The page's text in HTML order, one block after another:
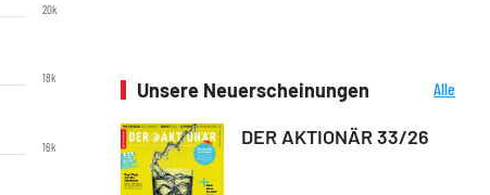
16k
18k
20k
Unsere Neuerscheinungen
Alle
DER AKTIONÄR 33/26